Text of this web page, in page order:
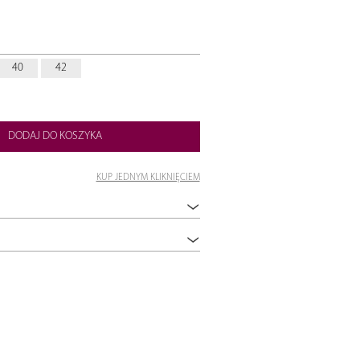
40 42
DODAJ DO KOSZYKA
KUP JEDNYM KLIKNIĘCIEM